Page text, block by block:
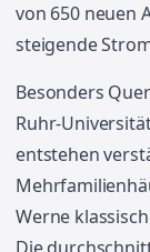
von 650 neuen
steigende
Besonders
Ruhr-
entstehen
Werne